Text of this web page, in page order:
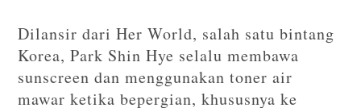
Dilansir dari Her World, salah satu bintang
Korea, Park Shin Hye selalu membawa
sunscreen dan menggunakan toner air
mawar ketika bepergian, khususnya ke